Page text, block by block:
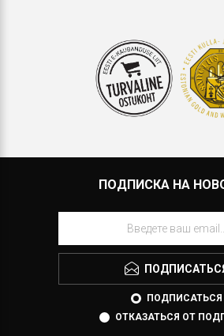
ПОДПИСКА НА
ПОДПИСАТЬСЯ
ОТКАЗАТЬСЯ ОТ